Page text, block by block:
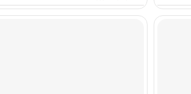
ظرفیت
کنکور